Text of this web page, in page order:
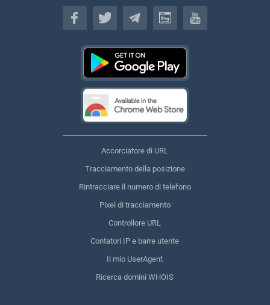
Italiano
Accorciatore di URL
Tracciamento della posizione
Rintracciare il numero di telefono
Pixel di tracciamento
Controllore URL
Contatori IP e barre utente
Il mio UserAgent
Ricerca domini WHOIS